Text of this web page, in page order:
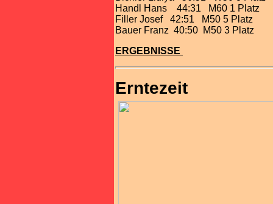
Handl Hans 44:31 M60 1 Platz
Filler Josef 42:51 M50 5 Platz
Bauer Franz 40:50 M50 3 Platz
ERGEBNISSE
Erntezeit